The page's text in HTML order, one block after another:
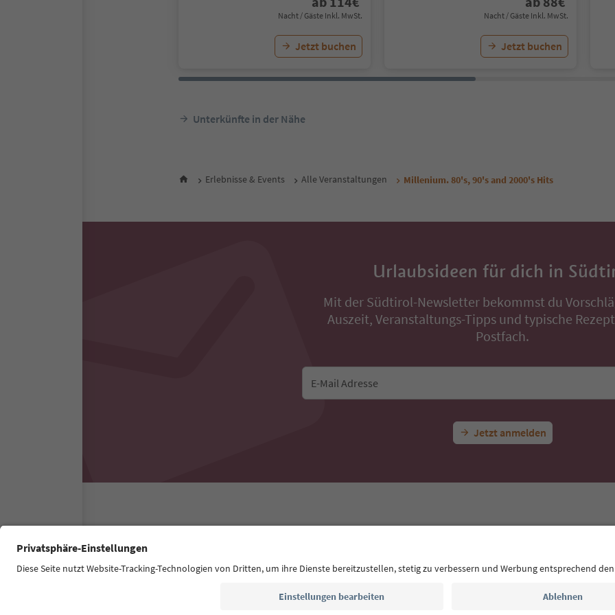
Nacht / Gäste Inkl. MwSt.
Jetzt buchen
Nacht / Gäste Inkl. MwSt.
Jetzt buchen
Unterkünfte in der Nähe
Erlebnisse & Events Alle Veranstaltungen Millenium. 80's, 90's and 2000's Hits
Urlaubsideen für dich in
Mit der Südtirol-Newsletter bekommst du
Auszeit, Veranstaltungs-Tipps und typische
Postfach.
E-Mail Adresse
Jetzt anmelden